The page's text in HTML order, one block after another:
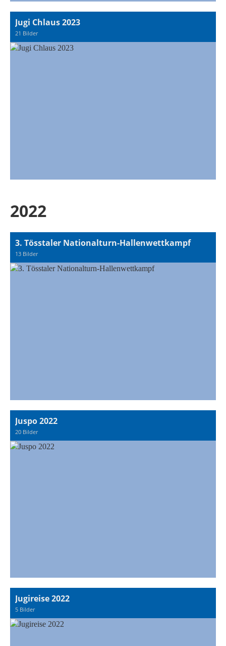
Jugi Chlaus 2023
21 Bilder
2022
3. Tösstaler Nationalturn-Hallenwettkampf
13 Bilder
Juspo 2022
20 Bilder
Jugireise 2022
5 Bilder